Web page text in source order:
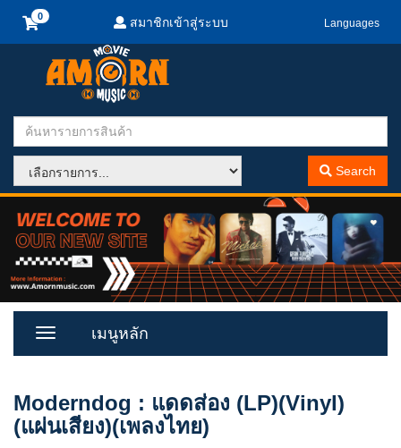
สมาชิกเข้าสู่ระบบ Languages
Search
Toggle
เมนูหลัก
Moderndog : แดดส่อง (LP)(Vinyl)
(แผ่นเสียง)(เพลงไทย)